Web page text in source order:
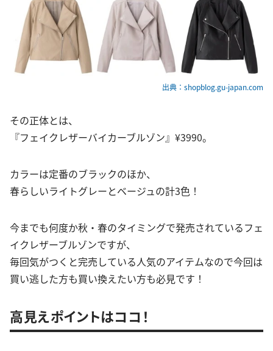
出典：shopblog.gu-japan.com
その正体とは、
『フェイクレザーバイカーブルゾン』¥3990。
カラーは定番のブラックのほか、
春らしいライトグレーとベージュの計3色！
今までも何度か秋・春のタイミングで発売されているフェ
イクレザーブルゾンですが、
毎回気がつくと完売している人気のアイテムなので今回は
買い逃した方も買い換えたい方も必見です！
高見えポイントはココ！